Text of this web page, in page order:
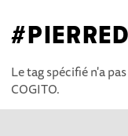
Le tag spécifié n'a
COGITO.